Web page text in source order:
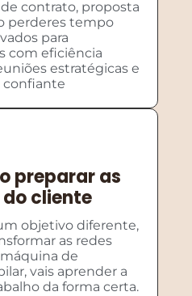
contrato, proposta
perderes tempo
para
com eficiência
estratégicas e
confiante
preparar as
cliente
objetivo diferente,
as redes
de
vais aprender a
da forma certa.